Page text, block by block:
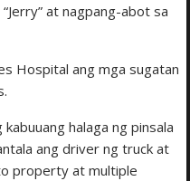
at nagpang-abot sa
Hospital ang mga sugatan
halaga ng pinsala
ang driver ng truck at
property at multiple